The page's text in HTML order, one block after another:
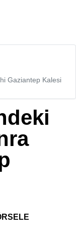
Gaziantep Kalesi